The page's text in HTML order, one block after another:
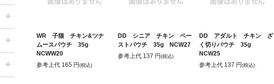
WR 子猫 チキン&ツナ
ムースパウチ 35g
NCWW20
参考上代 165 円(税込)
DD シニア チキン ペー
ストパウチ 35g NCW27
参考上代 137 円(税込)
DD アダルト チキン ざ
く切りパウチ 35g
NCW25
参考上代 137 円(税込)
＋
＋
＋